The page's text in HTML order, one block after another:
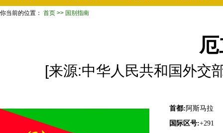
你当前的位置： 首页 >> 国别指南
[来源:中华人民共和国外
首都: 阿斯马拉
国际区号:+291